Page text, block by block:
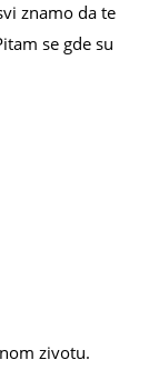
znamo da te
se gde su
zivotu.